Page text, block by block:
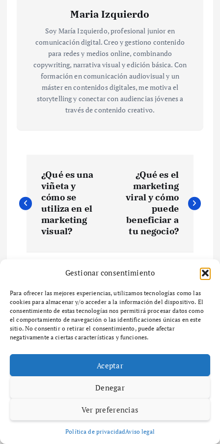
Gestionar consentimiento
Para ofrecer las mejores experiencias, utilizamos tecnologías como las
cookies para almacenar y/o acceder a la información del dispositivo. El
consentimiento de estas tecnologías nos permitirá procesar datos como
el comportamiento de navegación o las identificaciones únicas en este
sitio. No consentir o retirar el consentimiento, puede afectar
negativamente a ciertas características y funciones.
Aceptar
Denegar
Ver preferencias
Política de privacidadAviso legal
Maria Izquierdo
Soy María Izquierdo, profesional junior en
comunicación digital. Creo y gestiono contenido
para redes y medios online, combinando
copywriting, narrativa visual y edición básica. Con
formación en comunicación audiovisual y un
máster en contenidos digitales, me motiva el
storytelling y conectar con audiencias jóvenes a
través de contenido creativo.
a
v
a
c
i
ó
n
¿Qué es una
viñeta y
cómo se
utiliza en el
marketing
visual?
¿Qué es el
marketing
viral y cómo
puede
beneficiar a
tu negocio?
Maria Izquierdo
Diccionario
diciembre 6, 2025
50 views
desarrollo urbano en tu
comunidad?
¿Qué es el Zoning y por qué es importante en
qué es importante en el desarrollo urbano? El
zoning es un…